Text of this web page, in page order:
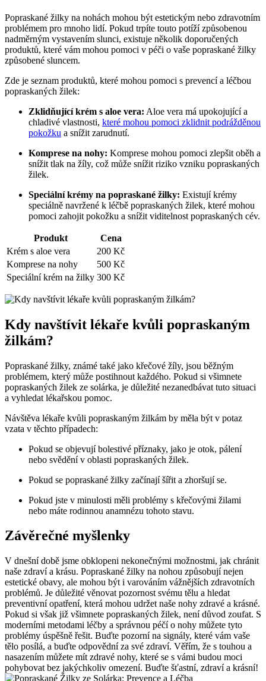
Popraskané žilky na nohách mohou být estetickým nebo zdravotním
problémem pro mnoho lidí. Pokud trpíte touto potíží způsobenou
nadměrným vystavením slunci, existuje několik doporučených
produktů, které vám mohou pomoci v péči o vaše popraskané žilky
způsobené sluncem.
Zde je seznam produktů, které mohou pomoci s prevencí a léčbou
popraskaných žilek:
Zklidňující krém s aloe vera: Aloe vera má upokojující a
chladivé vlastnosti, které mohou pomoci zklidnit podrážděnou
pokožku a snížit zarudnutí.
Komprese na nohy: Komprese mohou pomoci zlepšit oběh a
snížit tlak na žíly, což může snížit riziko vzniku popraskaných
žilek.
Speciální krémy na popraskané žilky: Existují krémy
speciálně navržené k léčbě popraskaných žilek, které mohou
pomoci zahojit pokožku a snížit viditelnost popraskaných cév.
Produkt
Cena
Krém s aloe vera
200 Kč
Komprese na nohy
500 Kč
Speciální krém na žilky 300 Kč
Kdy navštívit lékaře kvůli popraskaným
žilkám?
Popraskané žilky, známé také jako křečové žíly, jsou běžným
problémem, který může postihnout každého. Pokud si všimnete
popraskaných žilek ze solárka, je důležité nezanedbávat tuto situaci
a vyhledat lékařskou pomoc.
Návštěva lékaře kvůli popraskaným žilkám by měla být v potaz
vzata v těchto případech:
Pokud se objevují bolestivé příznaky, jako je otok, pálení
nebo svědění v oblasti popraskaných žilek.
Pokud se popraskané žilky začínají šířit a zhoršují se.
Pokud jste v minulosti měli problémy s křečovými žilami
nebo máte rodinnou anamnézu tohoto stavu.
Závěrečné myšlenky
V dnešní době jsme obklopeni nekonečnými možnostmi, jak chránit
naše zdraví a krásu. Popraskané žilky na nohou způsobují nejen
estetické obavy, ale mohou být i varováním vážnějších zdravotních
problémů. Je důležité věnovat pozornost svému tělu a hledat
preventivní opatření, která mohou udržet naše nohy zdravé a krásné.
Pokud si však již všimnete popraskaných žilek, není důvod zoufat. S
moderními metodami léčby a správnou péčí o nohy můžete tyto
problémy úspěšně řešit. Buďte pozorní na signály, které vám vaše
tělo posílá, a buďte odpovědní za své zdraví. Věřím, že s touhou a
nasazením můžete mít zdravé nohy, které se s vámi budou moci
pohybovat bez jakýchkoliv omezení. Buďte šťastní, zdraví a krásní!